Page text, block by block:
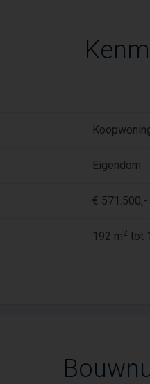
Eigendom
€
192 m2 tot